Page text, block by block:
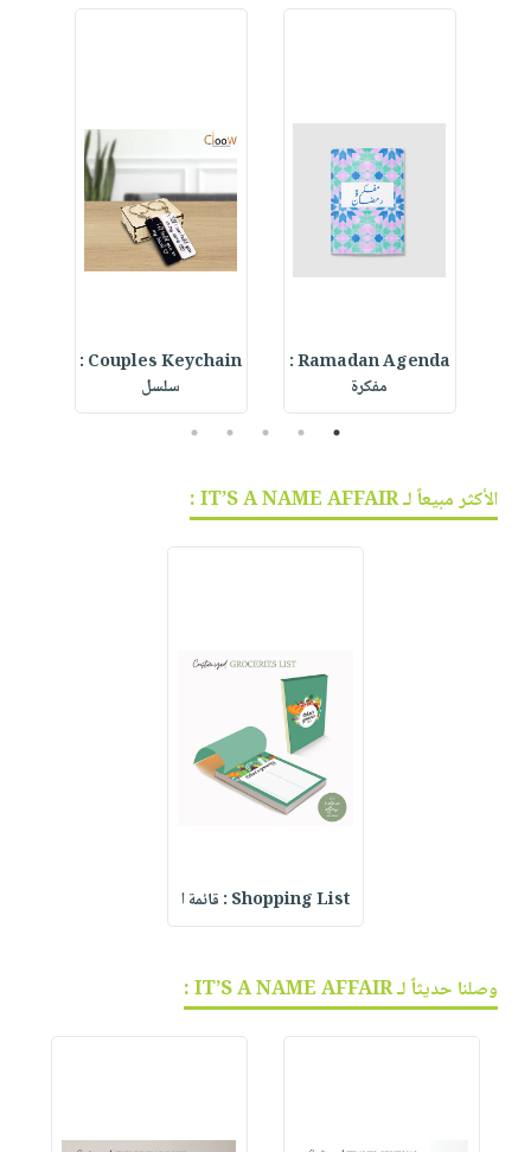
Ramadan Agenda :
مفكرة
Couples Keychain :
سلسل
1
2
3
4
5
الأكثر مبيعاً لـ IT’S A NAME AFFAIR :
Shopping List : قائمة ا
وصلنا حديثاً لـ IT’S A NAME AFFAIR :